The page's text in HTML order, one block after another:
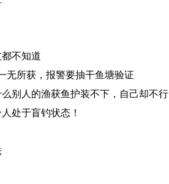
不知道
无所获，报警要抽干鱼塘验证
别人的渔获鱼护装不下，自己却不行
处于盲钓状态！